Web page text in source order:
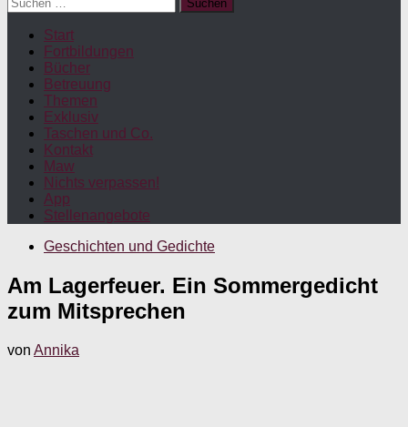
nach:
Start
Fortbildungen
Bücher
Betreuung
Themen
Exklusiv
Taschen und Co.
Kontakt
Maw
Nichts verpassen!
App
Stellenangebote
Geschichten und Gedichte
Am Lagerfeuer. Ein Sommergedicht
zum Mitsprechen
von Annika